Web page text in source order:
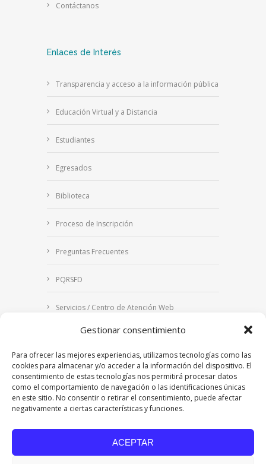
Gestionar consentimiento
Para ofrecer las mejores experiencias, utilizamos tecnologías como las
cookies para almacenar y/o acceder a la información del dispositivo. El
consentimiento de estas tecnologías nos permitirá procesar datos
como el comportamiento de navegación o las identificaciones únicas
en este sitio. No consentir o retirar el consentimiento, puede afectar
negativamente a ciertas características y funciones.
ACEPTAR
Contáctanos
Enlaces de Interés
Transparencia y acceso a la información pública
Educación Virtual y a Distancia
Estudiantes
Egresados
Biblioteca
Proceso de Inscripción
Preguntas Frecuentes
PQRSFD
Servicios / Centro de Atención Web
Correo Institucional
Notificaciones judiciales
| Personería Jurídica Resolución
7542 de mayo de 1982